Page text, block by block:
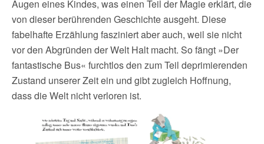
Augen eines Kindes, was einen Teil der Magie erklärt, die
von dieser berührenden Geschichte ausgeht. Diese
fabelhafte Erzählung fasziniert aber auch, weil sie nicht
vor den Abgründen der Welt Halt macht. So fängt »Der
fantastische Bus« furchtlos den zum Teil deprimierenden
Zustand unserer Zeit ein und gibt zugleich Hoffnung,
dass die Welt nicht verloren ist.